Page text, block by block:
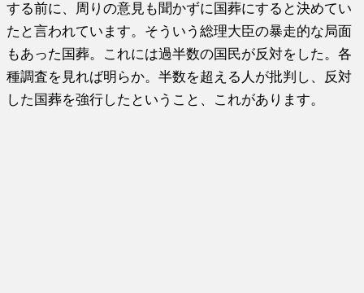
する前に、周りの意見も聞かずに国葬にすると決めてい
たと言われています。そういう総理大臣の暴走的な局面
もあった国葬。これには過半数の国民が反対をした。各
種調査を見れば明らか。半数を超える人が批判し、反対
した国葬を強行したということ、これがあります。